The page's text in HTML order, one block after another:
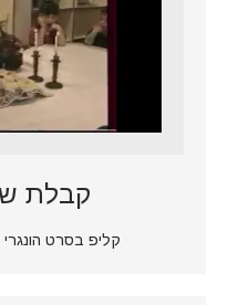
קבלת
קליפ בסרט הונגרי